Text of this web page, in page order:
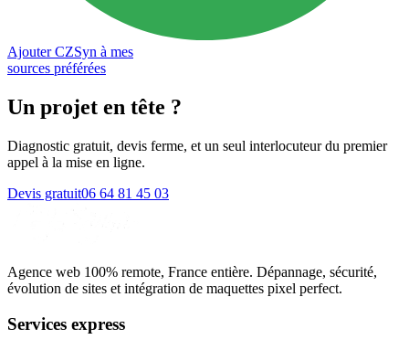
Ajouter CZSyn à mes
sources préférées
Un projet en tête ?
Diagnostic gratuit, devis ferme, et un seul interlocuteur du premier
appel à la mise en ligne.
Devis gratuit06 64 81 45 03
Agence web 100% remote, France entière. Dépannage, sécurité,
évolution de sites et intégration de maquettes pixel perfect.
Services express